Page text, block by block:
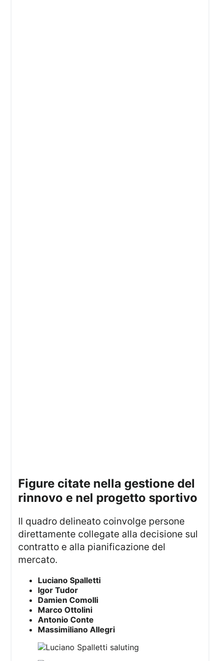
figure citate nella gestione del
rinnovo e nel progetto sportivo
Il quadro delineato coinvolge persone
direttamente collegate alla decisione sul
contratto e alla pianificazione del
mercato.
Luciano Spalletti
Igor Tudor
Damien Comolli
Marco Ottolini
Antonio Conte
Massimiliano Allegri